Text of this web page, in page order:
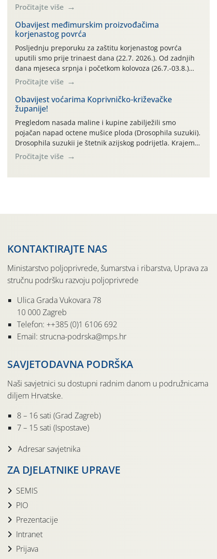
maksimalne su posljednjih dana dosezale do 35 ˚C.
Simptome plamenjače vinove loze (Plasmoparas
viticola) vidljivi su na zapercima i vršnom mladom lišću.
Kako bi i dalje održali zdravu lisnu masu u zaštiti je
moguće […]
Pročitajte više
Obavijest međimurskim proizvođačima
korjenastog povrća
Posljednju preporuku za zaštitu korjenastog povrća
uputili smo prije trinaest dana (22.7. 2026.). Od zadnjih
dana mjeseca srpnja i početkom kolovoza (26.7.-03.8.)
traje izuzetno nepovoljno meteorološko razdoblje za rast
i razvoj korjenastog povrća: najviše dnevne temperature
zraka zadnjih su devet dana u rasponu 30,7°-38,0°C!
Drugi ovogodišnji “toplinski udar” naročito je izražen
zadnja četiri dana (31.7.-03.8.), […]
Pročitajte više
Obavijest voćarima Koprivničko-križevačke
županije!
Pregledom nasada maline i kupine zabilježili smo
pojačan napad octene mušice ploda (Drosophila suzukii).
Drosophila suzukii je štetnik azijskog podrijetla. Krajem
2010. godine prvi puta je registriran u Hrvatskoj, a u
rujnu 2016. godine na našem su području zabilježene
Pročitajte više
KONTAKTIRAJTE NAS
Ministarstvo poljoprivrede, šumarstva i ribarstva, Uprava za
stručnu podršku razvoju poljoprivrede
Ulica Grada Vukovara 78
10 000 Zagreb
Telefon: ++385 (0)1 6106 692
Email: strucna-podrska@mps.hr
SAVJETODAVNA PODRŠKA
Naši savjetnici su dostupni radnim danom u podružnicama
diljem Hrvatske.
8 – 16 sati (Grad Zagreb)
7 – 15 sati (Ispostave)
Adresar savjetnika
ZA DJELATNIKE UPRAVE
SEMIS
PIO
Prezentacije
Intranet
Prijava